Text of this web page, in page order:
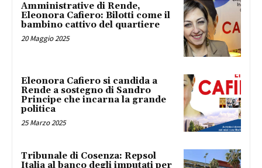
Amministrative di Rende,
Eleonora Cafiero: Bilotti come il
bambino cattivo del quartiere
20 Maggio 2025
Eleonora Cafiero si candida a
Rende a sostegno di Sandro
Principe che incarna la grande
politica
25 Marzo 2025
Tribunale di Cosenza: Repsol
Italia al banco degli imputati per